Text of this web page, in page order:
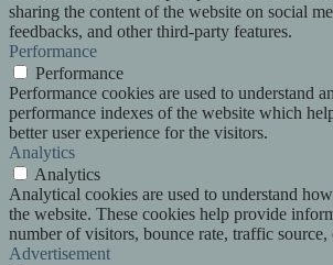
sharing the content of the website on social
feedbacks, and other third-party features.
Performance
Performance
Performance cookies are used to understand
performance indexes of the website which
better user experience for the visitors.
Analytics
Analytics
Analytical cookies are used to understand
the website. These cookies help provide
number of visitors, bounce rate, traffic source,
Advertisement